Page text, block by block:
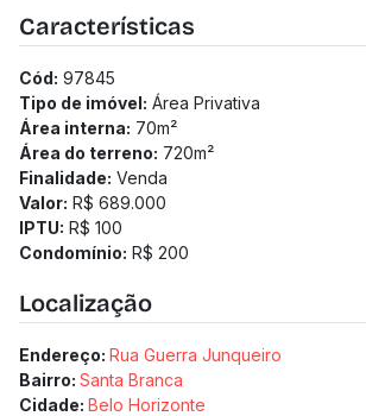
Características
Cód: 97845
Tipo de imóvel: Área Privativa
Área interna: 70m²
Área do terreno: 720m²
Finalidade: Venda
Valor: R$ 689.000
IPTU: R$ 100
Condomínio: R$ 200
Localização
Endereço: Rua Guerra Junqueiro
Bairro: Santa Branca
Cidade: Belo Horizonte